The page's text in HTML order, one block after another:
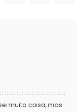
muita coisa, mas